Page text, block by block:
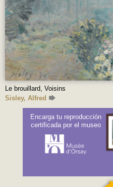
Le brouillard, Voisins
Sisley, Alfred
Encarga tu reproducción
certificada por el museo